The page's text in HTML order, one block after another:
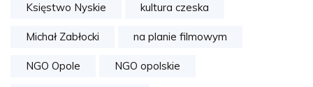
Księstwo Nyskie kultura czeska
Michał Zabłocki na planie filmowym
NGO Opole NGO opolskie